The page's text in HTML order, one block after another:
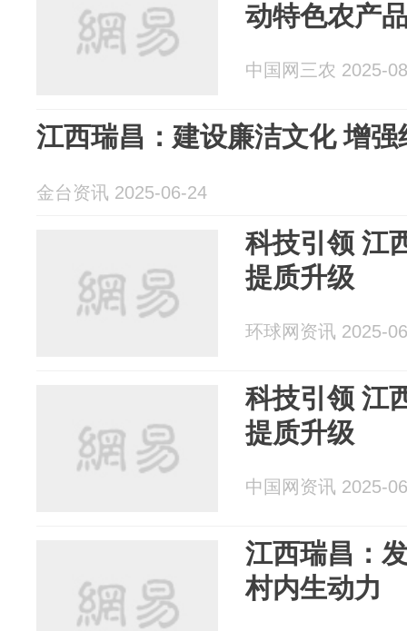
动特色农产
中国网三农 2025-
江西瑞昌：建设廉洁文化 增强
金台资讯 2025-06-24
科技引领 江
提质升级
环球网资讯 2025-
科技引领 江
提质升级
中国网资讯 2025-
江西瑞昌：
村内生动力